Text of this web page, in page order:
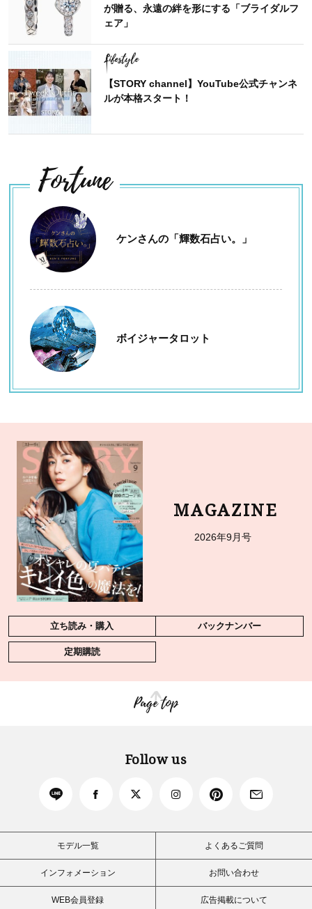
が贈る、永遠の絆を形にする「ブライダルフ
ェア」
Lifestyle
【STORY channel】YouTube公式チャンネ
ルが本格スタート！
Fortune
ケンさんの「輝数石占い。」
ボイジャータロット
MAGAZINE
2026年9月号
立ち読み・購入 バックナンバー
定期購読
Page top
Follow us
モデル一覧 よくあるご質問
インフォメーション お問い合わせ
WEB会員登録 広告掲載について